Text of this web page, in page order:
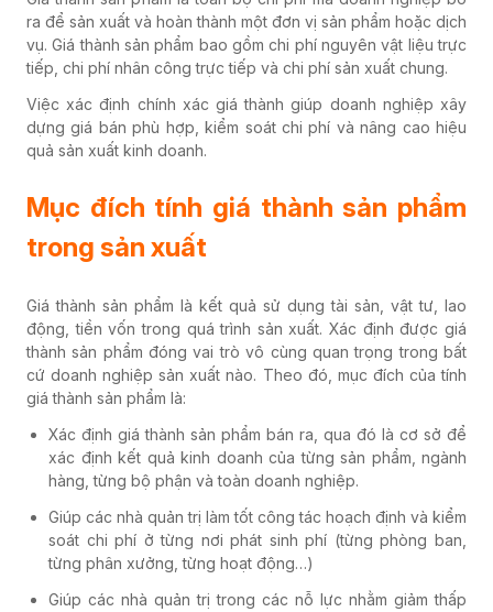
ra để sản xuất và hoàn thành một đơn vị sản phẩm hoặc dịch
vụ. Giá thành sản phẩm bao gồm chi phí nguyên vật liệu trực
tiếp, chi phí nhân công trực tiếp và chi phí sản xuất chung.
Việc xác định chính xác giá thành giúp doanh nghiệp xây
dựng giá bán phù hợp, kiểm soát chi phí và nâng cao hiệu
quả sản xuất kinh doanh.
Mục đích tính giá thành sản phẩm
trong sản xuất
Giá thành sản phẩm là kết quả sử dụng tài sản, vật tư, lao
động, tiền vốn trong quá trình sản xuất. Xác định được giá
thành sản phẩm đóng vai trò vô cùng quan trọng trong bất
cứ doanh nghiệp sản xuất nào. Theo đó, mục đích của tính
giá thành sản phẩm là:
Xác định giá thành sản phẩm bán ra, qua đó là cơ sở để
xác định kết quả kinh doanh của từng sản phẩm, ngành
hàng, từng bộ phận và toàn doanh nghiệp.
Giúp các nhà quản trị làm tốt công tác hoạch định và kiểm
soát chi phí ở từng nơi phát sinh phí (từng phòng ban,
từng phân xưởng, từng hoạt động…)
Giúp các nhà quản trị trong các nỗ lực nhằm giảm thấp